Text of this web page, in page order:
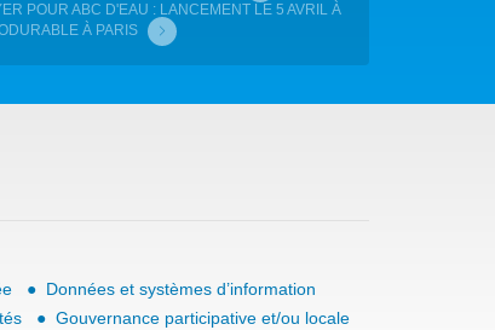
POUR ABC D'EAU : LANCEMENT LE 5 AVRIL À
À PARIS
Données et systèmes d’information
Gouvernance participative et/ou locale